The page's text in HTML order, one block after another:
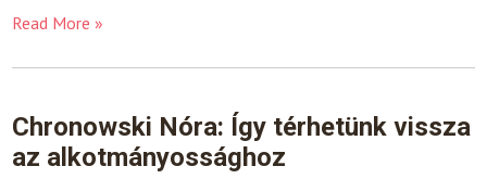
Read More »
Chronowski Nóra: Így térhetünk vissza
az alkotmányossághoz